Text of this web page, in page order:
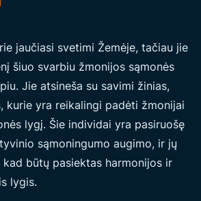
jaučiasi svetimi Žemėje, tačiau jie
šiuo svarbiu žmonijos sąmonės
Jie atsineša su savimi žinias,
kurie yra reikalingi padėti žmonijai
lygį. Šie individai yra pasiruošę
sąmoningumo augimo, ir jų
kad būtų pasiektas harmonijos ir
lygis.